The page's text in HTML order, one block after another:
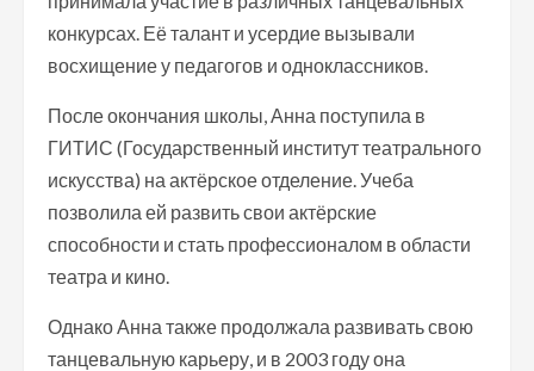
конкурсах. Её талант и усердие вызывали
восхищение у педагогов и одноклассников.
После окончания школы, Анна поступила в
ГИТИС (Государственный институт театрального
искусства) на актёрское отделение. Учеба
позволила ей развить свои актёрские
способности и стать профессионалом в области
театра и кино.
Однако Анна также продолжала развивать свою
танцевальную карьеру, и в 2003 году она